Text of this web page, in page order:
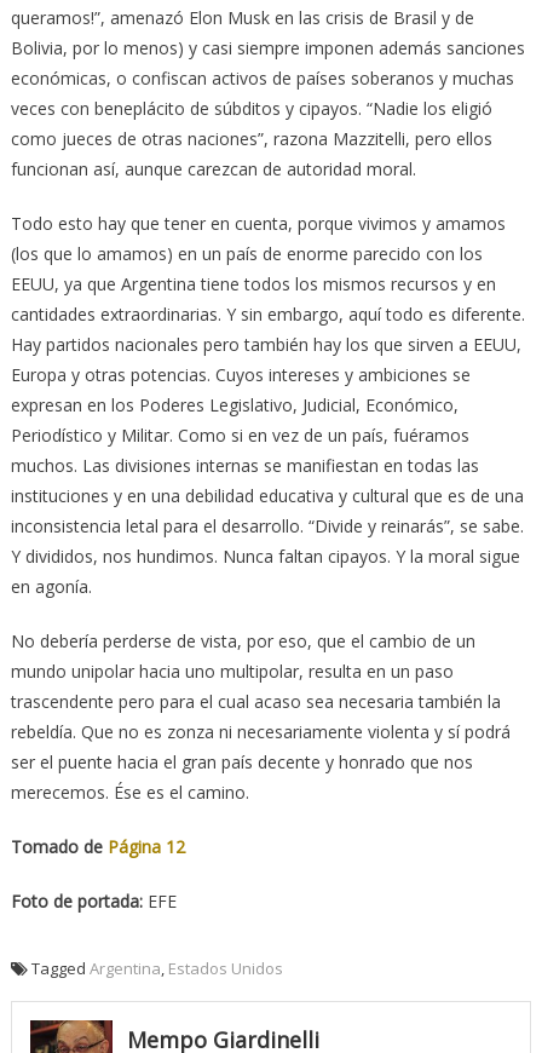
queramos!”, amenazó Elon Musk en las crisis de Brasil y de
Bolivia, por lo menos) y casi siempre imponen además sanciones
económicas, o confiscan activos de países soberanos y muchas
veces con beneplácito de súbditos y cipayos. “Nadie los eligió
como jueces de otras naciones”, razona Mazzitelli, pero ellos
funcionan así, aunque carezcan de autoridad moral.
Todo esto hay que tener en cuenta, porque vivimos y amamos
(los que lo amamos) en un país de enorme parecido con los
EEUU, ya que Argentina tiene todos los mismos recursos y en
cantidades extraordinarias. Y sin embargo, aquí todo es diferente.
Hay partidos nacionales pero también hay los que sirven a EEUU,
Europa y otras potencias. Cuyos intereses y ambiciones se
expresan en los Poderes Legislativo, Judicial, Económico,
Periodístico y Militar. Como si en vez de un país, fuéramos
muchos. Las divisiones internas se manifiestan en todas las
instituciones y en una debilidad educativa y cultural que es de una
inconsistencia letal para el desarrollo. “Divide y reinarás”, se sabe.
Y divididos, nos hundimos. Nunca faltan cipayos. Y la moral sigue
en agonía.
No debería perderse de vista, por eso, que el cambio de un
mundo unipolar hacia uno multipolar, resulta en un paso
trascendente pero para el cual acaso sea necesaria también la
rebeldía. Que no es zonza ni necesariamente violenta y sí podrá
ser el puente hacia el gran país decente y honrado que nos
merecemos. Ése es el camino.
Tomado de Página 12
Foto de portada:EFE
Tagged Argentina Estados Unidos
Mempo Giardinelli